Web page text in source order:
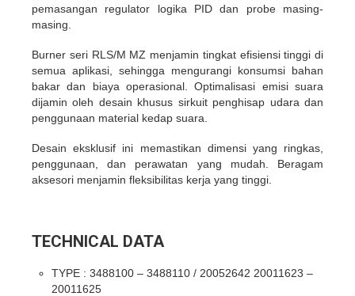
pemasangan regulator logika PID dan probe masing-
masing.
Burner seri RLS/M MZ menjamin tingkat efisiensi tinggi di
semua aplikasi, sehingga mengurangi konsumsi bahan
bakar dan biaya operasional. Optimalisasi emisi suara
dijamin oleh desain khusus sirkuit penghisap udara dan
penggunaan material kedap suara.
Desain eksklusif ini memastikan dimensi yang ringkas,
penggunaan, dan perawatan yang mudah. Beragam
aksesori menjamin fleksibilitas kerja yang tinggi.
TECHNICAL DATA
TYPE : 3488100 – 3488110 / 20052642 20011623 –
20011625